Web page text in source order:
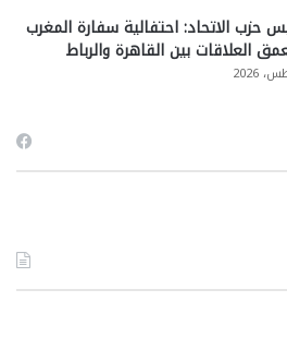
حزب الاتحاد: احتفالية سفارة المغرب
العلاقات بين القاهرة والرباط